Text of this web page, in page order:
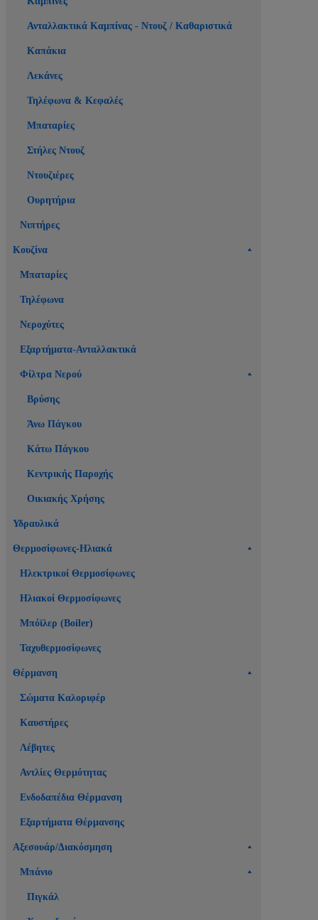
Ανταλλακτικά Καμπίνας - Ντουζ / Καθαριστικά
Καπάκια
Λεκάνες
Τηλέφωνα & Κεφαλές
Μπαταρίες
Στήλες Ντουζ
Ντουζιέρες
Ουρητήρια
Νιπτήρες
Κουζίνα
Μπαταρίες
Τηλέφωνα
Νεροχύτες
Εξαρτήματα-Ανταλλακτικά
Φίλτρα Νερού
Βρύσης
Άνω Πάγκου
Κάτω Πάγκου
Κεντρικής Παροχής
Οικιακής Χρήσης
Υδραυλικά
Θερμοσίφωνες-Ηλιακά
Ηλεκτρικοί Θερμοσίφωνες
Ηλιακοί Θερμοσίφωνες
Μπόϊλερ (Boiler)
Ταχυθερμοσίφωνες
Θέρμανση
Σώματα Καλοριφέρ
Καυστήρες
Λέβητες
Αντλίες Θερμότητας
Ενδοδαπέδια Θέρμανση
Εξαρτήματα Θέρμανσης
Αξεσουάρ/Διακόσμηση
Μπάνιο
Πιγκάλ